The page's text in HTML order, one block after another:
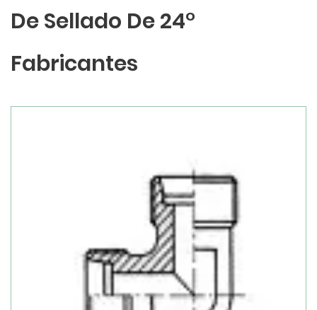
De Sellado De 24°
Fabricantes